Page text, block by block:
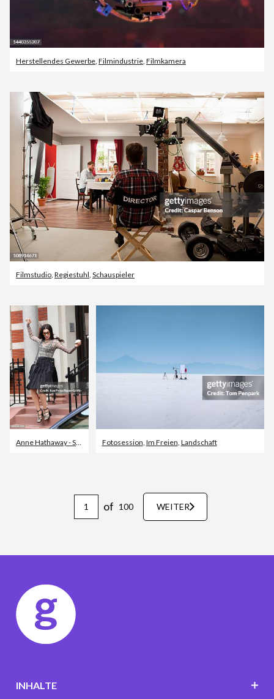
Herstellendes Gewerbe Filmindustrie Filmkamera
Filmstudio Regiestuhl Schauspieler
,Celebrity Sightings ,The Devil Wears Prada 2
Fotosession Im Freien Landschaft
of 100 WEITER
INHALTE